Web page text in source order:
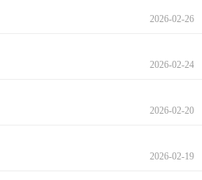
2026-02-26
2026-02-24
2026-02-20
2026-02-19